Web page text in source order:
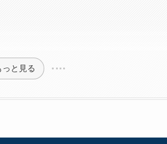
っと見る